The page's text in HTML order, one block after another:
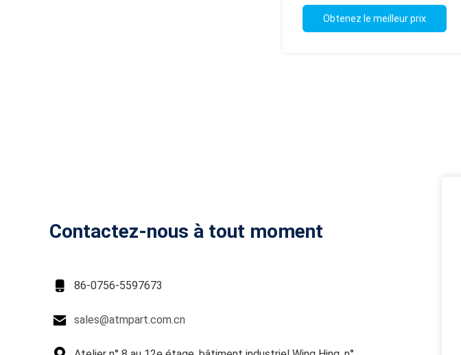
Obtenez le meilleur prix
Contactez-nous à tout moment
 86-0756-5597673
 sales@atmpart.com.cn